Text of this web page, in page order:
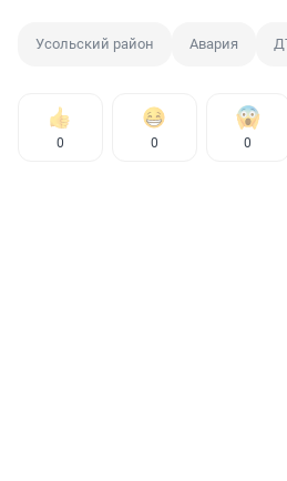
Усольский район Авария
0 0 0